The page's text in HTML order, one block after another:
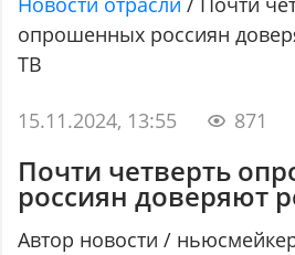
опрошенных россиян
ТВ
15.11.2024, 13:55 871
Почти четверть
россиян доверяют
Автор новости /